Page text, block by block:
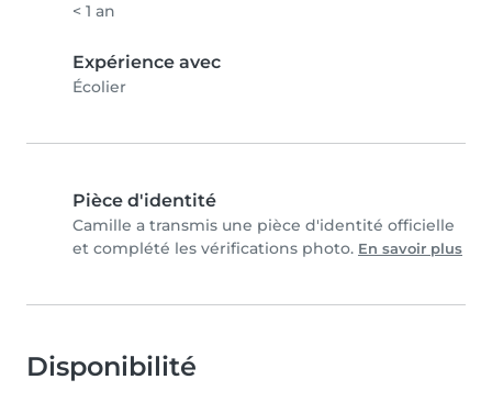
< 1 an
Expérience avec
Écolier
Pièce d'identité
Camille a transmis une pièce d'identité officielle
et complété les vérifications photo. En savoir plus
Disponibilité